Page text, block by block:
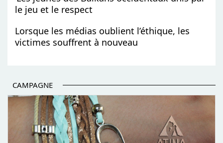
le jeu et le respect
Lorsque les médias oublient l’éthique, les
victimes souffrent à nouveau
CAMPAGNE